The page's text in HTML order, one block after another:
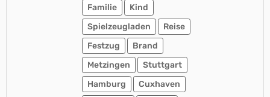
Familie
Kind
Spielzeugladen
Reise
Festzug
Brand
Metzingen
Stuttgart
Hamburg
Cuxhaven